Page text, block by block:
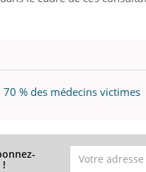
% des médecins victimes
c'est